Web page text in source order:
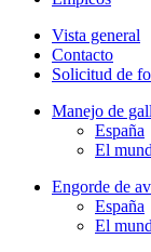
Vista general
Contacto
Solicitud de
Manejo de
España
El
Engorde de
España
El